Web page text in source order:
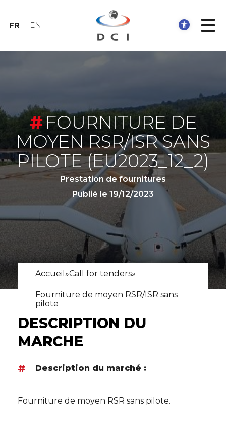
FR EN
FOURNITURE DE
MOYEN RSR/ISR SANS
PILOTE(EU2023_12_2)
Prestation de fournitures
Publié le 19/12/2023
Accueil »Call for tenders»
Fourniture de moyen RSR/ISR sans
pilote
DESCRIPTION DU
MARCHE
Description du marché :
Fourniture de moyen RSR sans pilote.